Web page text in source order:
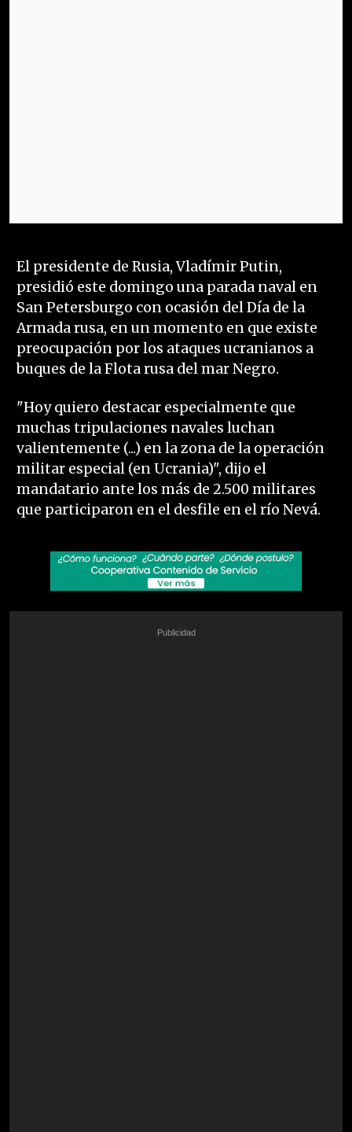
El presidente de Rusia, Vladímir Putin,
presidió este domingo una parada naval en
San Petersburgo con ocasión del Día de la
Armada rusa, en un momento en que existe
preocupación por los ataques ucranianos a
buques de la Flota rusa del mar Negro.
"Hoy quiero destacar especialmente que
muchas tripulaciones navales luchan
valientemente (...) en la zona de la operación
militar especial (en Ucrania)", dijo el
mandatario ante los más de 2.500 militares
que participaron en el desfile en el río Nevá.